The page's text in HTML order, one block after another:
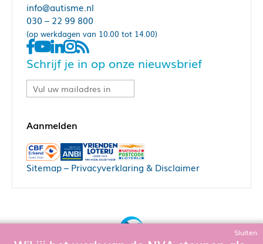
info@autisme.nl
030 – 22 99 800
(op werkdagen van 10.00 tot 14.00)
Schrijf je in op onze nieuwsbrief
Sitemap– Privacyverklaring & Disclaimer
Sluiten